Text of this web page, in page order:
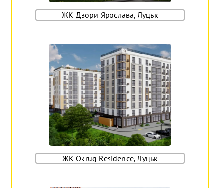
ЖК Двори Ярослава, Луцьк
ЖК Okrug Residence, Луцьк